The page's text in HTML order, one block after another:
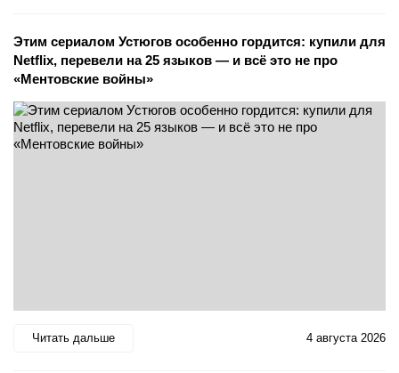
Этим сериалом Устюгов особенно гордится: купили для
Netflix, перевели на 25 языков — и всё это не про
«Ментовские войны»
Читать дальше 4 августа 2026